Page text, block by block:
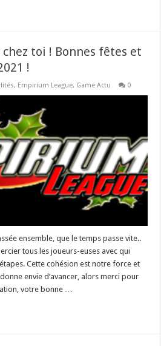
chez toi ! Bonnes fêtes et
!
, Empirium League, Game Actu 0
ensemble, que le temps passe vite..
tous les joueurs-euses avec qui
Cette cohésion est notre force et
envie d’avancer, alors merci pour
votre bonne …